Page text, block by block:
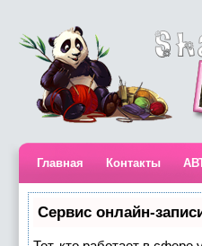
Главная Контакты
Сервис онлайн-